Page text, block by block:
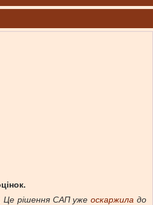
Це рішення САП ужеоскаржила до